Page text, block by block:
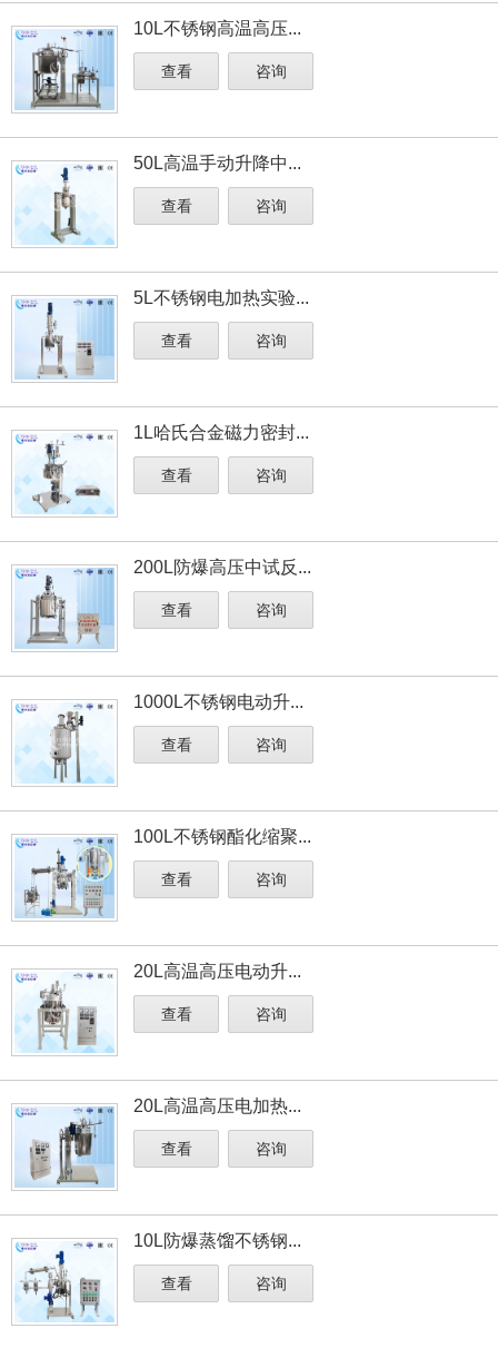
10L不锈钢高温高压...
查看 咨询
50L高温手动升降中...
查看 咨询
5L不锈钢电加热实验...
查看 咨询
1L哈氏合金磁力密封...
查看 咨询
200L防爆高压中试反...
查看 咨询
1000L不锈钢电动升...
查看 咨询
100L不锈钢酯化缩聚...
查看 咨询
20L高温高压电动升...
查看 咨询
20L高温高压电加热...
查看 咨询
10L防爆蒸馏不锈钢...
查看 咨询